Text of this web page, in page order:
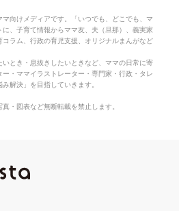
向けメディアです。「いつでも、どこでも、マ
、子育て情報からママ友、夫（旦那）、義実家
コラム、行政の育児支援、オリジナルまんがなど
とき・息抜きしたいときなど、ママの日常に寄
・ママイラストレーター・専門家・行政・タレ
解決」を目指していきます。
・図表など無断転載を禁止します。